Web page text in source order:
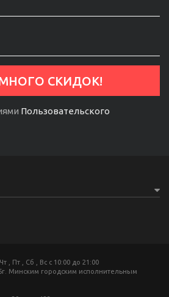
Пользовательского
, Пт , Сб , Вс c 10:00 до 21:00
Минским городским исполнительным